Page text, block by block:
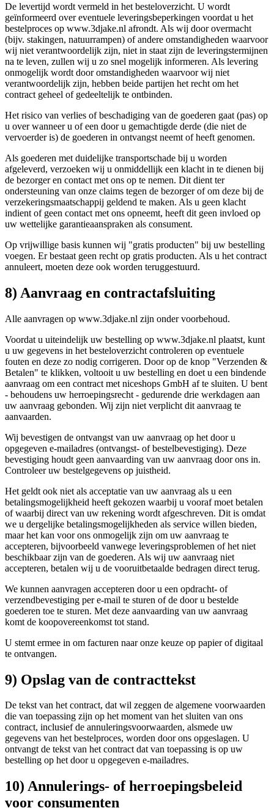
De levertijd wordt vermeld in het besteloverzicht. U wordt
geïnformeerd over eventuele leveringsbeperkingen voordat u het
bestelproces op www.3djake.nl afrondt. Als wij door overmacht
(bijv. stakingen, natuurrampen) of andere omstandigheden waarvoor
wij niet verantwoordelijk zijn, niet in staat zijn de leveringstermijnen
na te leven, zullen wij u zo snel mogelijk informeren. Als levering
onmogelijk wordt door omstandigheden waarvoor wij niet
verantwoordelijk zijn, hebben beide partijen het recht om het
contract geheel of gedeeltelijk te ontbinden.
Het risico van verlies of beschadiging van de goederen gaat (pas) op
u over wanneer u of een door u gemachtigde derde (die niet de
vervoerder is) de goederen in ontvangst neemt of heeft genomen.
Als goederen met duidelijke transportschade bij u worden
afgeleverd, verzoeken wij u onmiddellijk een klacht in te dienen bij
de bezorger en contact met ons op te nemen. Dit dient ter
ondersteuning van onze claims tegen de bezorger of om deze bij de
verzekeringsmaatschappij geldend te maken. Als u geen klacht
indient of geen contact met ons opneemt, heeft dit geen invloed op
uw wettelijke garantieaanspraken als consument.
Op vrijwillige basis kunnen wij "gratis producten" bij uw bestelling
voegen. Er bestaat geen recht op gratis producten. Als u het contract
annuleert, moeten deze ook worden teruggestuurd.
8) Aanvraag en contractafsluiting
Alle aanvragen op www.3djake.nl zijn onder voorbehoud.
Voordat u uiteindelijk uw bestelling op www.3djake.nl plaatst, kunt
u uw gegevens in het besteloverzicht controleren op eventuele
fouten en deze zo nodig corrigeren. Door op de knop "Verzenden &
Betalen" te klikken, voltooit u uw bestelling en doet u een bindende
aanvraag om een contract met niceshops GmbH af te sluiten. U bent
- behoudens uw herroepingsrecht - gedurende drie werkdagen aan
uw aanvraag gebonden. Wij zijn niet verplicht dit aanvraag te
aanvaarden.
Wij bevestigen de ontvangst van uw aanvraag op het door u
opgegeven e-mailadres (ontvangst- of bestelbevestiging). Deze
bevestiging houdt geen aanvaarding van uw aanvraag door ons in.
Controleer uw bestelgegevens op juistheid.
Het geldt ook niet als acceptatie van uw aanvraag als u een
betalingsmogelijkheid heeft gekozen waarbij u vooraf moet betalen
of waarbij direct van uw rekening wordt afgeschreven. Dit is omdat
we u dergelijke betalingsmogelijkheden als service willen bieden,
maar het kan voor ons onmogelijk zijn om uw aanvraag te
accepteren, bijvoorbeeld vanwege leveringsproblemen of het niet
beschikbaar zijn van de goederen. Als wij uw aanvraag niet
accepteren, betalen wij u de vooruitbetaalde bedragen direct terug.
We kunnen aanvragen accepteren door u een opdracht- of
verzendbevestiging per e-mail te sturen of de door u bestelde
goederen toe te sturen. Met deze aanvaarding van uw aanvraag
komt de koopovereenkomst tot stand.
U stemt ermee in om facturen naar onze keuze op papier of digitaal
te ontvangen.
9) Opslag van de contracttekst
De tekst van het contract, dat wil zeggen de algemene voorwaarden
die van toepassing zijn op het moment van het sluiten van ons
contract, inclusief de annuleringsvoorwaarden, alsmede uw
gegevens van het bestelproces, worden door ons opgeslagen. U
ontvangt de tekst van het contract dat van toepassing is op uw
bestelling op het door u opgegeven e-mailadres.
10) Annulerings- of herroepingsbeleid
voor consumenten